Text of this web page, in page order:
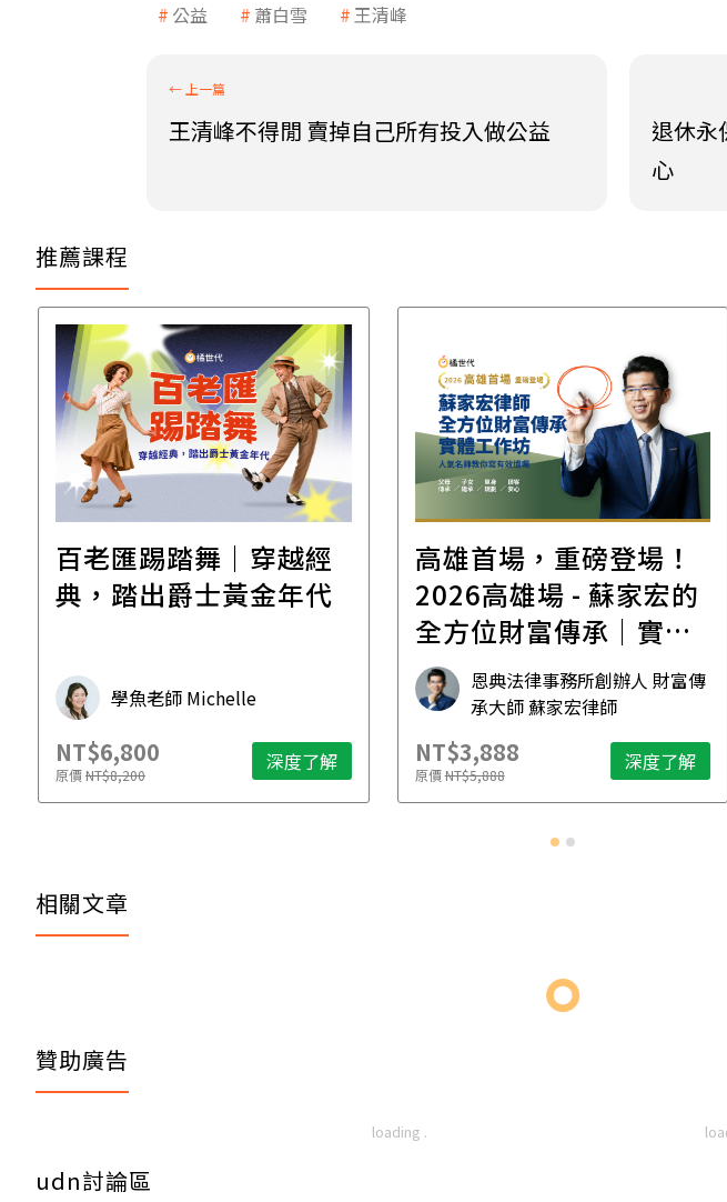
公益 蕭白雪 王清峰
王清峰不得閒 賣掉自己所有投入做公益
退休永
心
推薦課程
百老匯踢踏舞｜穿越經
典，踏出爵士黃金年代
學魚老師 Michelle
NT$6,800
原價NT$8,200 深度了解
高雄首場，重磅登場！
2026高雄場 - 蘇家宏的
全方位財富傳承｜實體
工作坊恩典法律事務所創辦人 財富傳
承大師 蘇家宏律師
NT$3,888
原價NT$5,888 深度了解
相關文章
贊助廣告
udn討論區